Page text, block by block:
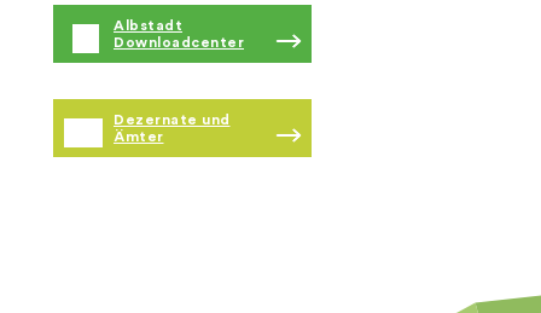
Albstadt
Downloadcenter
Dezernate und
Ämter